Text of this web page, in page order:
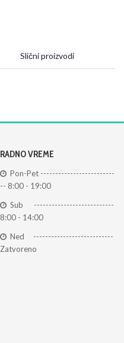
Slični proizvodi
RADNO VREME
Pon-Pet -------------------------
-- 8:00 - 19:00
Sub ---------------------------
8:00 - 14:00
Ned ---------------------------
Zatvoreno